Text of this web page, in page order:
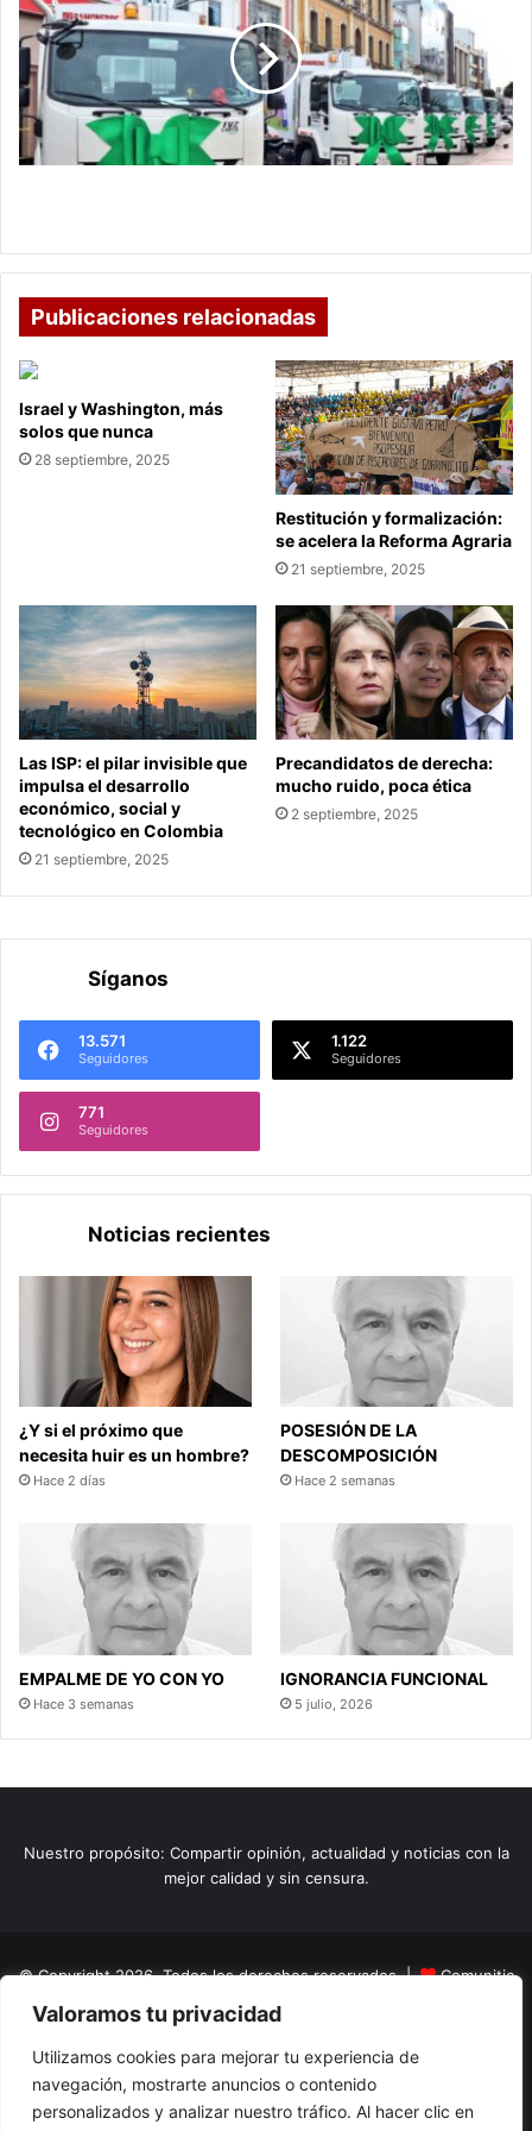
Valoramos tu privacidad
Utilizamos cookies para mejorar tu experiencia de
navegación, mostrarte anuncios o contenido
personalizados y analizar nuestro tráfico. Al hacer clic en
su
gestión
de
residuos
con
nuevos
vehículos
Publicaciones relacionadas
Israel y Washington, más
solos que nunca
28 septiembre, 2025
Restitución y formalización:
se acelera la Reforma Agraria
21 septiembre, 2025
Las ISP: el pilar invisible que
impulsa el desarrollo
económico, social y
tecnológico en Colombia
21 septiembre, 2025
Precandidatos de derecha:
mucho ruido, poca ética
2 septiembre, 2025
Síganos
13.571
Seguidores
1.122
Seguidores
771
Seguidores
Noticias recientes
¿Y si el próximo que
necesita huir es un hombre?
Hace 2 días
POSESIÓN DE LA
DESCOMPOSICIÓN
Hace 2 semanas
EMPALME DE YO CON YO
Hace 3 semanas
IGNORANCIA FUNCIONAL
5 julio, 2026
Nuestro propósito: Compartir opinión, actualidad y noticias con la
mejor calidad y sin censura.
© Copyright 2026, Todos los derechos reservados |
Comunitic
SAS BICNit 901228106
Home
Actualidad Variedades Opinion Turismo
El Tinteadero
Caricaturas Reportajes